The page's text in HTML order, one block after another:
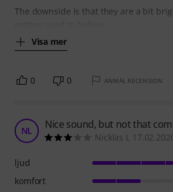
The downside is that they are a bit
Visa mer
0 0 ANMÄL RECENSION
NL Nice sound, but not that
Nicklas L
ljud
komfort